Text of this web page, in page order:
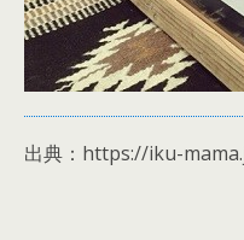
出典：https://iku-